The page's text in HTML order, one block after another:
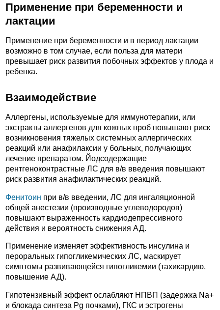
Применение при беременности и
лактации
Применение при беременности и в период лактации
возможно в том случае, если польза для матери
превышает риск развития побочных эффектов у плода и
ребенка.
Взаимодействие
Аллергены, используемые для иммунотерапии, или
экстракты аллергенов для кожных проб повышают риск
возникновения тяжелых системных аллергических
реакций или анафилаксии у больных, получающих
лечение препаратом. Йодсодержащие
рентгеноконтрастные ЛС для в/в введения повышают
риск развития анафилактических реакций.
Фенитоин при в/в введении, ЛС для ингаляционной
общей анестезии (производные углеводородов)
повышают выраженность кардиодепрессивного
действия и вероятность снижения АД.
Применение изменяет эффективность инсулина и
пероральных гипогликемических ЛС, маскирует
симптомы развивающейся гипогликемии (тахикардию,
повышение АД).
Гипотензивный эффект ослабляют НПВП (задержка Na+
и блокада синтеза Pg почками), ГКС и эстрогены